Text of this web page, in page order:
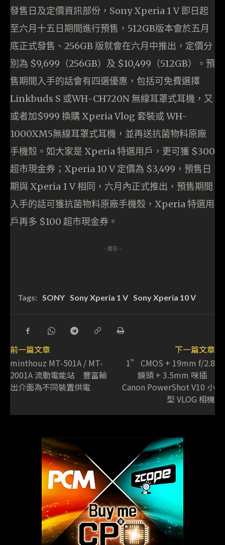
發售日及定價資訊部份，Sony Xperia 1 V 即日起
至六月十五日期間進行預售，512GB版本會於五月
底正式發售、256GB 版就會在六月中推出，定價分
別為 $9,699（256GB）及 $10,499（512GB）。預
售期間入手的話會有四選優惠，包括可免費選擇
Linkbuds S 或WH-CH720N 無線耳罩式耳機，又
或者加$999 換購 Xperia Vlog 套裝或 WH-
1000XM5無線耳罩式耳機，並再送抗菌物料原廠
手機殼。如大家是 Xperia 特選用戶，更可獲 $300
超市現金券；Xperia 10 V 定價為 $3,499，預售日
期與 Xperia 1 V 相同，六月內正式推出，預售期間
入手的話可獲抗菌物料原廠手機殼，Xperia 特選用
戶再多 $100 超市現金券。
- 廣告 -
Tags: SONY Sony Xperia 1 V Sony Xperia 10 V
前一篇文章
minthouz MT-501A / MT-
2001A 流動電能站 豐富輸
出介面為不同裝置供電
下一篇文章
1” CMOS + 19mm f/2.8
鏡頭 + 3.5mm 咪插
Canon PowerShot V10 小
型 VLOG 相機